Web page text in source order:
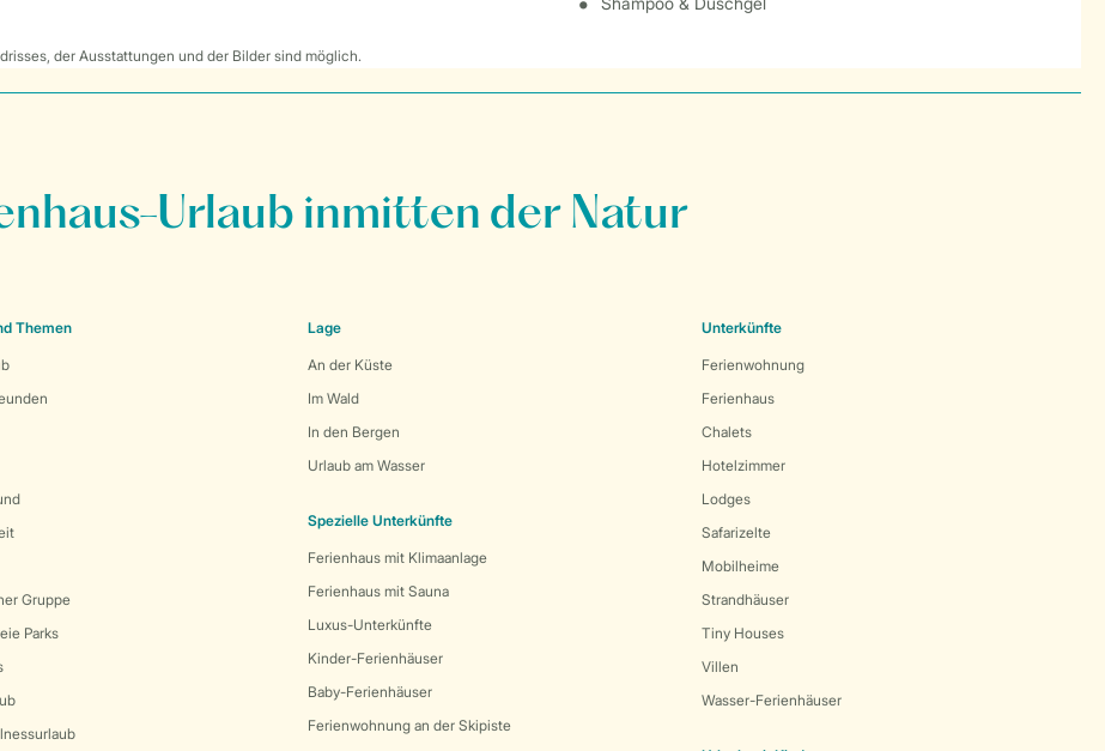
der Ausstattungen und der Bilder sind möglich.
Urlaub inmitten der Natur
Themen
Gruppe
Parks
Lage
An der Küste
Im Wald
In den Bergen
Urlaub am Wasser
Spezielle Unterkünfte
Ferienhaus mit Klimaanlage
Ferienhaus mit Sauna
Luxus-Unterkünfte
Kinder-Ferienhäuser
Baby-Ferienhäuser
Ferienwohnung an der Skipiste
Unterkünfte
Ferienwohnung
Ferienhaus
Chalets
Hotelzimmer
Lodges
Safarizelte
Mobilheime
Strandhäuser
Tiny Houses
Villen
Wasser-Ferienhäuser